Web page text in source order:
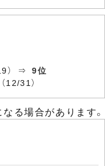
19） ⇒9位
（12/31）
る場合があります。